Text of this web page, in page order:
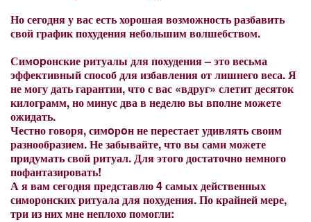
Но сегодня у вас есть хорошая возможность разбавить
свой график похудения небольшим волшебством.
Симopонские ритуалы для похудения – это весьма
эффективный способ для избавления от лишнего веса. Я
не могу дать гарантии, что с вас «вдруг» слетит десяток
килограмм, но минус два в неделю вы вполне можете
ожидать.
Честно говоря, симoрoн не перестает удивлять своим
разнообразием. Не забывайте, что вы сами можете
придумать свой ритуал. Для этого достаточно немного
пофантазировать!
А я вам сегодня представлю 4 самых действенных
симоронских ритуала для похудения. По крайней мере,
три из них мне неплохо помогли: